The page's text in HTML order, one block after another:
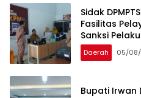
Sidak
Fasilitas
Sanksi
Daerah 05/
Bupati Irwan